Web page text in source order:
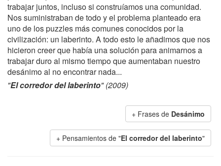
trabajar juntos, incluso si construíamos una comunidad.
Nos suministraban de todo y el problema planteado era
uno de los puzzles más comunes conocidos por la
civilización: un laberinto. A todo esto le añadimos que nos
hicieron creer que había una solución para animarnos a
trabajar duro al mismo tiempo que aumentaban nuestro
desánimo al no encontrar nada...
"El corredor del laberinto" (2009)
+ Frases de Desánimo
+ Pensamientos de "El corredor del laberinto"